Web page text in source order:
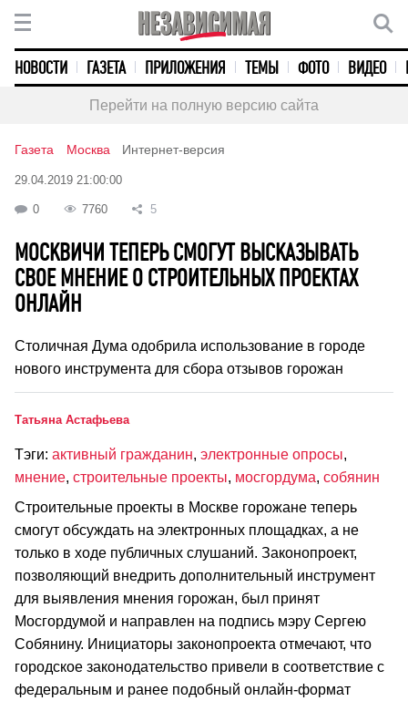
НОВОСТИ ГАЗЕТА ПРИЛОЖЕНИЯ ТЕМЫ ФОТО ВИДЕО
Перейти на полную версию сайта
Газета Москва Интернет-версия
29.04.2019 21:00:00
0 7760 5
МОСКВИЧИ ТЕПЕРЬ СМОГУТ ВЫСКАЗЫВАТЬ
СВОЕ МНЕНИЕ О СТРОИТЕЛЬНЫХ ПРОЕКТАХ
ОНЛАЙН
Столичная Дума одобрила использование в городе
нового инструмента для сбора отзывов горожан
Татьяна Астафьева
Тэги: активный гражданин, электронные опросы,
мнение, строительные проекты, мосгордума, собянин
Строительные проекты в Москве горожане теперь
смогут обсуждать на электронных площадках, а не
только в ходе публичных слушаний. Законопроект,
позволяющий внедрить дополнительный инструмент
для выявления мнения горожан, был принят
Мосгордумой и направлен на подпись мэру Сергею
Собянину. Инициаторы законопроекта отмечают, что
городское законодательство привели в соответствие с
федеральным и ранее подобный онлайн-формат